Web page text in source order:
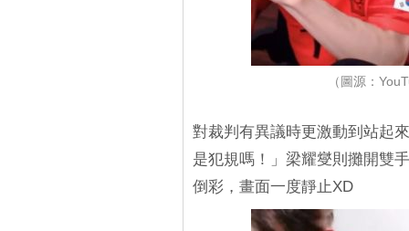
（圖源：
對裁判有異議時更激動到站起
是犯規嗎！」梁耀燮則攤開雙
倒彩，畫面一度靜止XD